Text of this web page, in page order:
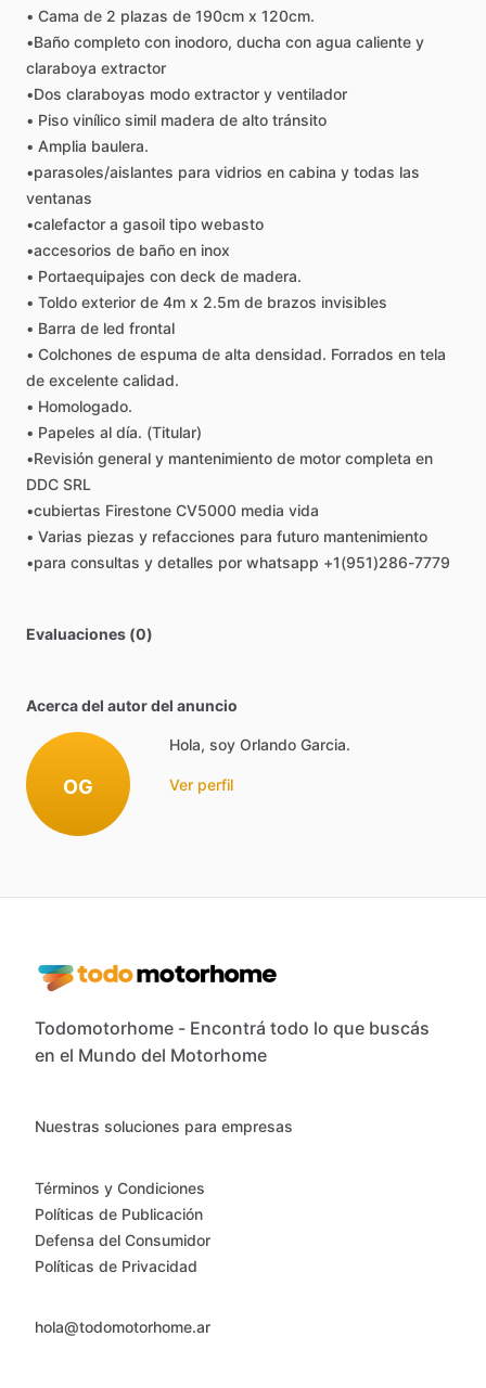
• Cama de 2 plazas de 190cm x 120cm.
•Baño completo con inodoro, ducha con agua caliente y
claraboya extractor
•Dos claraboyas modo extractor y ventilador
• Piso vinílico simil madera de alto tránsito
• Amplia baulera.
•parasoles​/​aislantes para vidrios en cabina y todas las
ventanas
•calefactor a gasoil tipo webasto
•accesorios de baño en inox
• Portaequipajes con deck de madera.
• Toldo exterior de 4m x 2.5m de brazos invisibles
• Barra de led frontal
• Colchones de espuma de alta densidad. Forrados en tela
de excelente calidad.
• Homologado.
• Papeles al día. (Titular)
•Revisión general y mantenimiento de motor completa en
DDC SRL
•cubiertas Firestone CV5000 media vida
• Varias piezas y refacciones para futuro mantenimiento
•para consultas y detalles por whatsapp +1(951)286-7779
Evaluaciones (0)
Acerca del autor del anuncio
OG
Hola, soy Orlando Garcia.
Ver perfil
Todomotorhome - Encontrá todo lo que buscás
en el Mundo del Motorhome
Nuestras soluciones para empresas
Términos y Condiciones
Políticas de Publicación
Defensa del Consumidor
Políticas de Privacidad
hola@todomotorhome.ar